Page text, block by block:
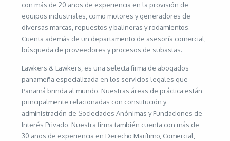
con más de 20 años de experiencia en la provisión de
equipos industriales, como motores y generadores de
diversas marcas, repuestos y balineras y rodamientos.
Cuenta además de un departamento de asesoría comercial,
búsqueda de proveedores y procesos de subastas.
Lawkers & Lawkers, es una selecta firma de abogados
panameña especializada en los servicios legales que
Panamá brinda al mundo. Nuestras áreas de práctica están
principalmente relacionadas con constitución y
administración de Sociedades Anónimas y Fundaciones de
Interés Privado. Nuestra firma también cuenta con más de
30 años de experiencia en Derecho Marítimo, Comercial,